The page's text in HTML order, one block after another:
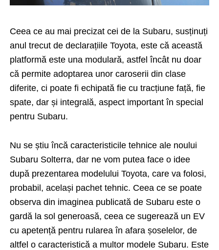
Ceea ce au mai precizat cei de la Subaru, susținuți
anul trecut de declarațiile Toyota, este că această
platformă este una modulară, astfel încât nu doar
că permite adoptarea unor caroserii din clase
diferite, ci poate fi echipată fie cu tracțiune față, fie
spate, dar și integrală, aspect important în special
pentru Subaru.
Nu se știu încă caracteristicile tehnice ale noului
Subaru Solterra, dar ne vom putea face o idee
după prezentarea modelului Toyota, care va folosi,
probabil, același pachet tehnic. Ceea ce se poate
observa din imaginea publicată de Subaru este o
gardă la sol generoasă, ceea ce sugerează un EV
cu apetență pentru rularea în afara șoselelor, de
altfel o caracteristică a multor modele Subaru. Este